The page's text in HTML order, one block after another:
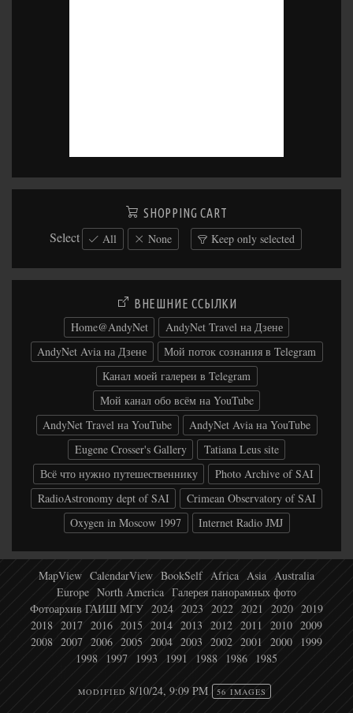
SHOPPING CART
Select All None Keep only selected
ВНЕШНИЕ ССЫЛКИ
Home@AndyNet
AndyNet Travel на Дзене
AndyNet Avia на Дзене
Мой поток сознания в Telegram
Канал моей галереи в Telegram
Мой канал обо всём на YouTube
AndyNet Travel на YouTube
AndyNet Avia на YouTube
Eugene Crosser's Gallery
Tatiana Leus site
Всё что нужно путешественнику
Photo Archive of SAI
RadioAstronomy dept of SAI
Crimean Observatory of SAI
Oxygen in Moscow 1997
Internet Radio JMJ
MapView CalendarView BookSelf Africa Asia Australia
Europe North America Галерея панорамных фото
Фотоархив ГАИШ МГУ 2024 2023 2022 2021 2020 2019
2018 2017 2016 2015 2014 2013 2012 2011 2010 2009
2008 2007 2006 2005 2004 2003 2002 2001 2000
1999
1998
1997 1993 1991 1988 1986 1985
MODIFIED 8/10/24, 9:09 PM 56 IMAGES